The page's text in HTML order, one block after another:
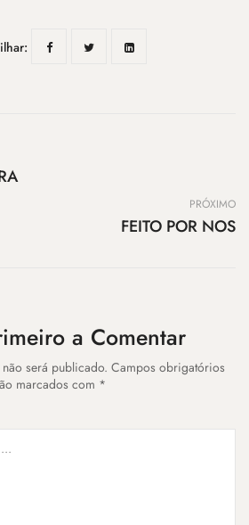
PRÓXIMO
FEITO POR NOS
a Comentar
será publicado. Campos obrigatórios
marcados com *